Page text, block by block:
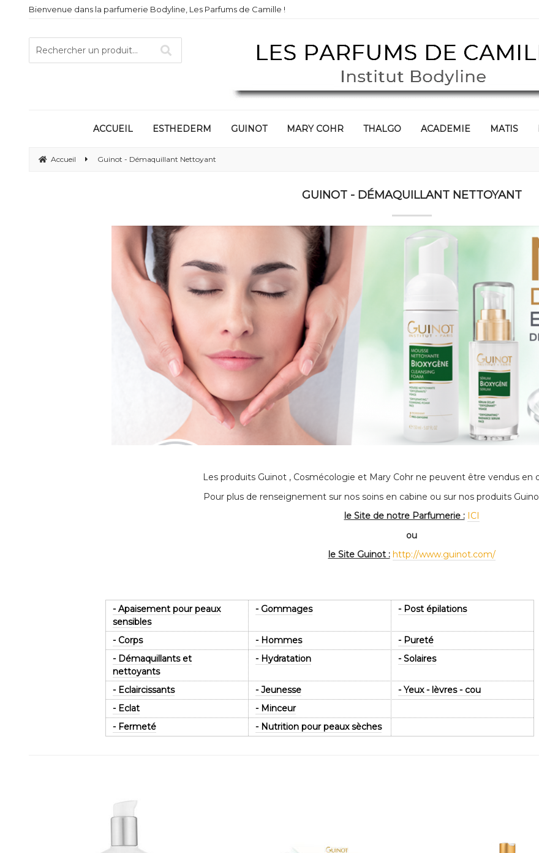
Bienvenue dans la parfumerie Bodyline, Les Parfums de Camille !
ACCUEIL ESTHEDERM GUINOT MARY COHR THALGO ACADEMIE MATIS
Accueil Guinot - Démaquillant Nettoyant
GUINOT - DÉMAQUILLANT NETTOYANT
Les produits Guinot , Cosmécologie et Mary Cohr ne peuvent être vendus en
Pour plus de renseignement sur nos soins en cabine ou sur nos produits
le Site de notre Parfumerie : ICI
ou
le Site Guinot : http://www.guinot.com/
- Apaisement pour peaux
sensibles
- Gommages - Post épilations
- Corps - Hommes
- Pureté
- Démaquillants et
nettoyants
- Hydratation - Solaires
- Eclaircissants - Jeunesse
- Yeux - lèvres - cou
- Eclat
- Minceur
- Fermeté
- Nutrition pour peaux sèches